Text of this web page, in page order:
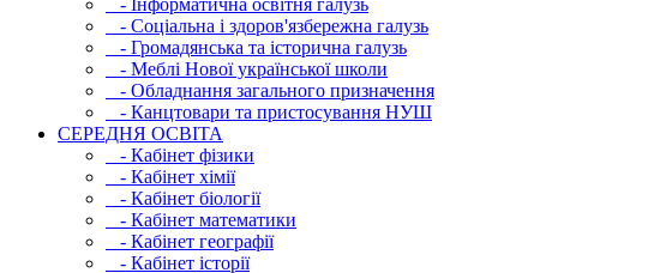
- Інфopматична освітня галузь
- Соціальна і здоров'язбережна галузь
- Громадянська та історична галузь
- Меблі Нової української школи
- Обладнання загального призначення
- Канцтовари та пристосування НУШ
СЕРЕДНЯ ОСВIТА
- Кабінет фізики
- Кабінет хімії
- Кабінет біології
- Кабінет математики
- Кабінет географії
- Кабінет історії